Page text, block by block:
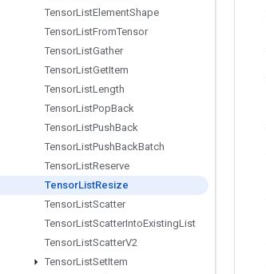
TensorListElementShape
TensorListFromTensor
TensorListGather
TensorListGetItem
TensorListLength
TensorListPopBack
TensorListPushBack
TensorListPushBackBatch
TensorListReserve
TensorListResize
TensorListScatter
TensorListScatterIntoExistingList
TensorListScatterV2
TensorListSetItem